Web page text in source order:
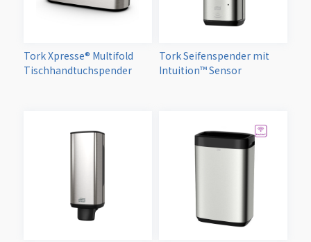
Tork Xpresse® Multifold
Tischhandtuchspender
Tork Seifenspender mit
Intuition™ Sensor